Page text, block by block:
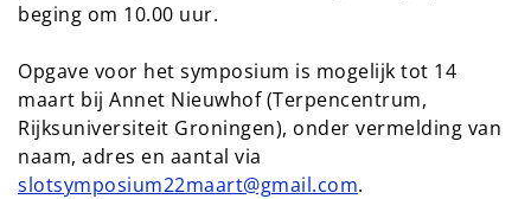
beging om 10.00 uur.
Opgave voor het symposium is mogelijk tot 14
maart bij Annet Nieuwhof (Terpencentrum,
Rijksuniversiteit Groningen), onder vermelding van
naam, adres en aantal via
slotsymposium22maart@gmail.com.